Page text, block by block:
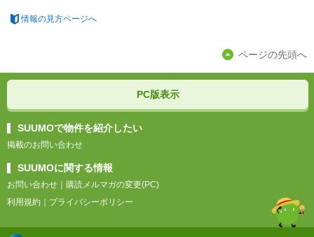
情報の見方ページへ
ページの先頭へ
PC版表示
SUUMOで物件を紹介したい
掲載のお問い合わせ
SUUMOに関する情報
お問い合わせ
購読メルマガの変更(PC)
利用規約
プライバシーポリシー